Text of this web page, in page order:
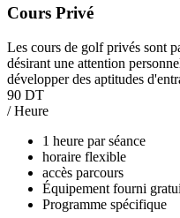
Cours Privé
Les cours de golf privés sont
désirant une attention
développer des aptitudes
90 DT
/ Heure
1 heure par séance
horaire flexible
accès parcours
Équipement fourni
Programme spécifique